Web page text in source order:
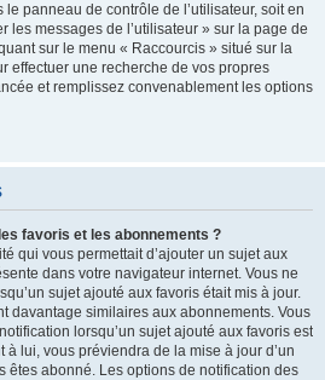
panneau de contrôle de l’utilisateur, soit en
les messages de l’utilisateur » sur la page de
sur le menu « Raccourcis » situé sur la
effectuer une recherche de vos propres
et remplissez convenablement les options
favoris et les abonnements ?
qui vous permettait d’ajouter un sujet aux
dans votre navigateur internet. Vous ne
sujet ajouté aux favoris était mis à jour.
davantage similaires aux abonnements. Vous
lorsqu’un sujet ajouté aux favoris est
à lui, vous préviendra de la mise à jour d’un
êtes abonné. Les options de notification des